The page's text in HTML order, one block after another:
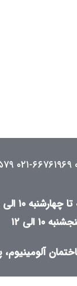
۰۲۱-۶۶۷۶۱۹۶۹
چهارشنبه ۱۰ الی ۱۸
۱۰ الی ۱۲
آلومینیوم،